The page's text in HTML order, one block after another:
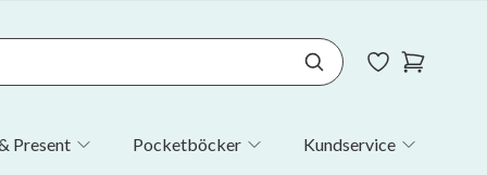
Present Pocketböcker Kundservice